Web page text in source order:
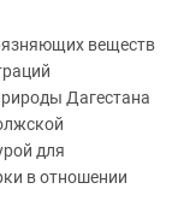
веществ
Дагестана
для
в отношении